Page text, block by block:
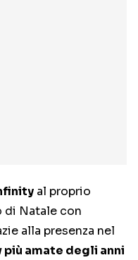
al proprio
di Natale con
alla presenza nel
più amate degli anni